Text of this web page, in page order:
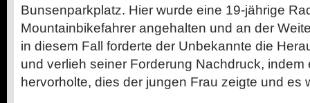
Bunsenparkplatz. Hier wurde eine 19-jährige
Mountainbikefahrer angehalten und an der
in diesem Fall forderte der Unbekannte die
und verlieh seiner Forderung Nachdruck, indem
hervorholte, dies der jungen Frau zeigte und es